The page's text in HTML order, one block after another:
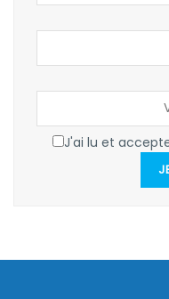
J'ai lu et